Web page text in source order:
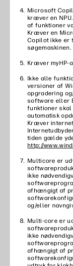
Microsoft
kræver en
af funktioner
Kræver en
Copilot ikke er
søgemaskinen.
Kræver myHP-
Ikke alle
versioner af
opgradering
software eller
funktioner skal
automatisk
Kræver
tiden gælde
http://
Multicore er
ikke
afhængigt af
og/eller
Multi-core er
ikke
afhængigt af